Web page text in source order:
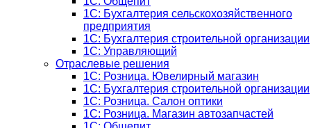
1С: Бухгалтерия сельскохозяйст­венного
предприятия
1С: Бухгалтерия строительной организации
1С: Управляющий
Отраслевые решения
1С: Розница. Ювелирный магазин
1С: Бухгалтерия строительной организации
1С: Розница. Салон оптики
1С: Розница. Магазин автозапчастей